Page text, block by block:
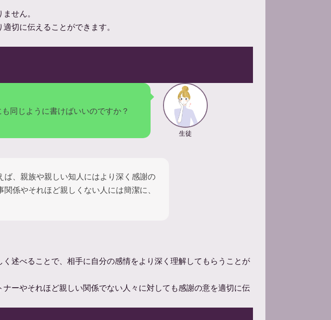
せん。
切に伝えることができます。
同じように書けばいいのですか？
生徒
、親族や親しい知人にはより深く感謝の
係やそれほど親しくない人には簡潔に、
述べることで、相手に自分の感情をより深く理解してもらうことが
ーやそれほど親しい関係でない人々に対しても感謝の意を適切に伝